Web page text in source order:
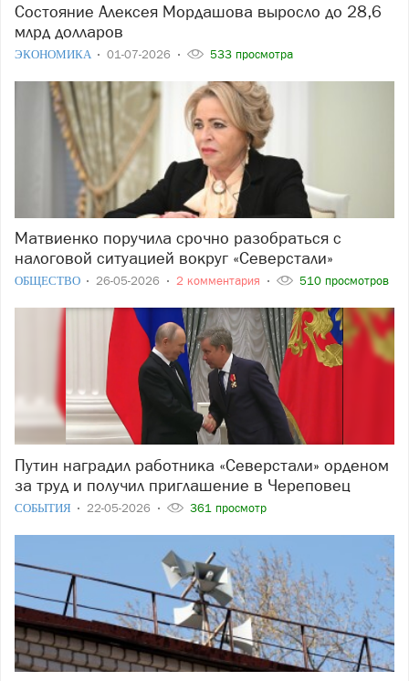
Состояние Алексея Мордашова выросло до 28,6
млрд долларов
ЭКОНОМИКА 01-07-2026 533 просмотра
Матвиенко поручила срочно разобраться с
налоговой ситуацией вокруг «Северстали»
ОБЩЕСТВО 26-05-2026 2 комментария 510 просмотров
Путин наградил работника «Северстали» орденом
за труд и получил приглашение в Череповец
СОБЫТИЯ 22-05-2026 361 просмотр